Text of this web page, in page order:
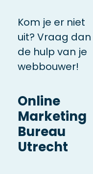
Kom je er niet
uit? Vraag dan
de hulp van je
webbouwer!
Online
Marketing
Bureau
Utrecht